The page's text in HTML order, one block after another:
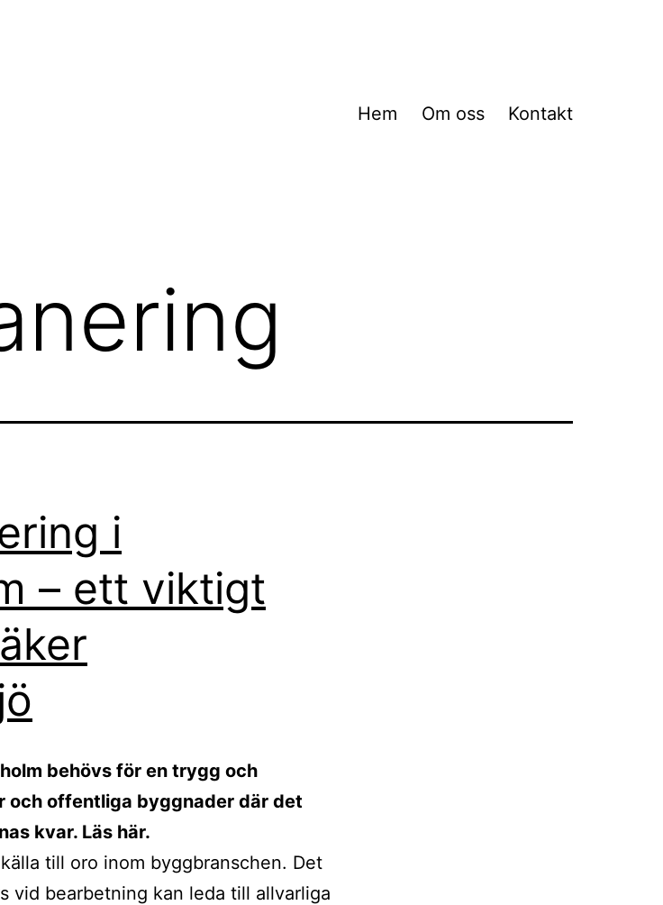
Hem Om oss Kontakt
i
– ett viktigt
behövs för en trygg och
och offentliga byggnader där det
kvar. Läs här.
till oro inom byggbranschen. Det
vid bearbetning kan leda till allvarliga